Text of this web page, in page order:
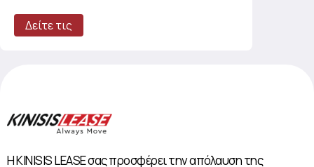
Δείτε τις
Η KINISIS LEASE σας προσφέρει την απόλαυση της